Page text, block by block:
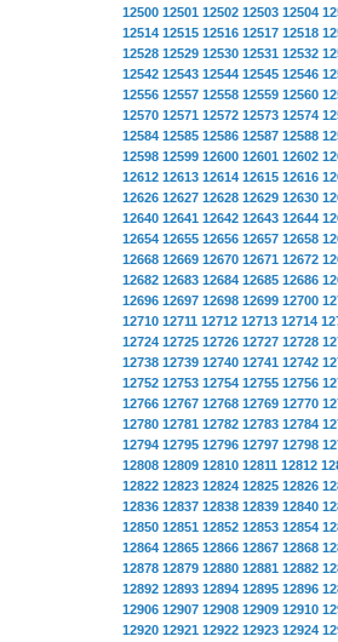
12500 12501 12502 12503 12504
12514 12515 12516 12517 12518
12528 12529 12530 12531 12532
12542 12543 12544 12545 12546
12556 12557 12558 12559 12560
12570 12571 12572 12573 12574
12584 12585 12586 12587 12588
12598 12599 12600 12601 12602
12612 12613 12614 12615 12616
12626 12627 12628 12629 12630
12640 12641 12642 12643 12644
12654 12655 12656 12657 12658
12668 12669 12670 12671 12672
12682 12683 12684 12685 12686
12696 12697 12698 12699 12700
12710 12711 12712 12713 12714
12724 12725 12726 12727 12728
12738 12739 12740 12741 12742
12752 12753 12754 12755 12756
12766 12767 12768 12769 12770
12780 12781 12782 12783 12784
12794 12795 12796 12797 12798
12808 12809 12810 12811 12812
12822 12823 12824 12825 12826
12836 12837 12838 12839 12840
12850 12851 12852 12853 12854
12864 12865 12866 12867 12868
12878 12879 12880 12881 12882
12892 12893 12894 12895 12896
12906 12907 12908 12909 12910
12920 12921 12922 12923 12924